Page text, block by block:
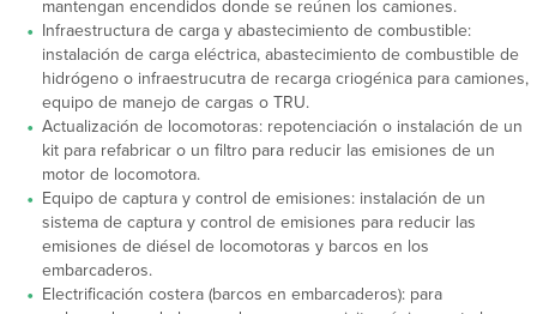
mantengan encendidos donde se reúnen los camiones.
Infraestructura de carga y abastecimiento de combustible:
instalación de carga eléctrica, abastecimiento de combustible de
hidrógeno o infraestrucutra de recarga criogénica para camiones,
equipo de manejo de cargas o TRU.
Actualización de locomotoras: repotenciación o instalación de un
kit para refabricar o un filtro para reducir las emisiones de un
motor de locomotora.
Equipo de captura y control de emisiones: instalación de un
sistema de captura y control de emisiones para reducir las
emisiones de diésel de locomotoras y barcos en los
embarcaderos.
Electrificación costera (barcos en embarcaderos): para